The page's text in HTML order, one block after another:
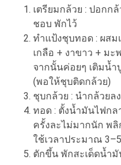
เตรียมกล้วย : ปอกก
ชอบ พักไว้
ทำแป้งชุบทอด : ผสม
เกลือ + งาขาว + ม
จากนั้นค่อยๆ เติมน้ำ
(พอให้ชุบติดกล้วย)
ชุบกล้วย : นำกล้วยล
ทอด : ตั้งน้ำมันไฟกล
ครั้งละไม่มากนัก พ
ใช้เวลาประมาณ
ตักขึ้น พักสะเด็ดน้ำ